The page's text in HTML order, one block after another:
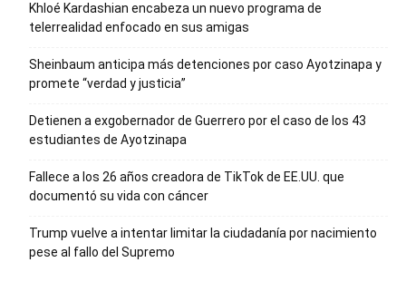
Khloé Kardashian encabeza un nuevo programa de
telerrealidad enfocado en sus amigas
Sheinbaum anticipa más detenciones por caso Ayotzinapa y
promete “verdad y justicia”
Detienen a exgobernador de Guerrero por el caso de los 43
estudiantes de Ayotzinapa
Fallece a los 26 años creadora de TikTok de EE.UU. que
documentó su vida con cáncer
Trump vuelve a intentar limitar la ciudadanía por nacimiento
pese al fallo del Supremo